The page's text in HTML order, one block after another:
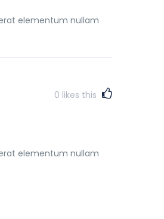
elementum nullam
0 likes this
elementum nullam